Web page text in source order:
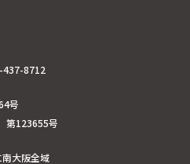
8712
号
第123655号
大阪全域